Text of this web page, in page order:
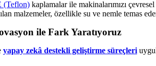
(Teflon) kaplamalar ile makinalarımızı
malzemeler, özellikle su ve nemle temas
ile Fark Yaratıyoruz
yapay zekâ destekli geliştirme süreçleri